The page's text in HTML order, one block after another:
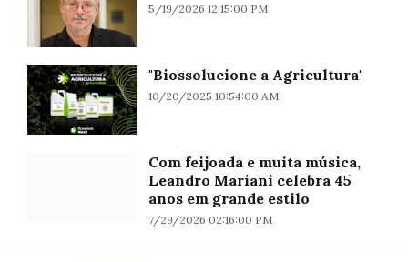
5/19/2026 12:15:00 PM
"Biossolucione a Agricultura"
10/20/2025 10:54:00 AM
Com feijoada e muita música,
Leandro Mariani celebra 45
anos em grande estilo
7/29/2026 02:16:00 PM